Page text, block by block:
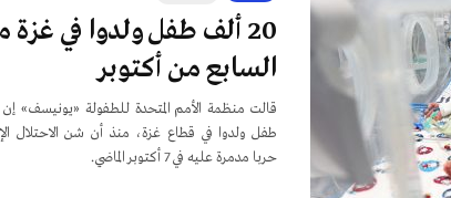
20 ألف طفل ولدوا في غزة
السابع من أكتوبر
طفل ولدوا في قطاع غزة، منذ أن شن الاحتلال
حربا مدمرة عليه في 7 أكتوبر الماضي.